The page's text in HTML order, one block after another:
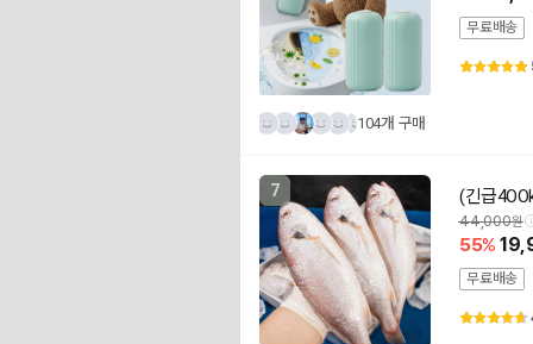
무료배송
104개 구매
7 (긴급
44,000
55
무료배송